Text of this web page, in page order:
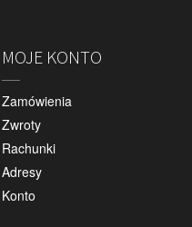
MOJE KONTO
Zamówienia
Zwroty
Rachunki
Adresy
Konto